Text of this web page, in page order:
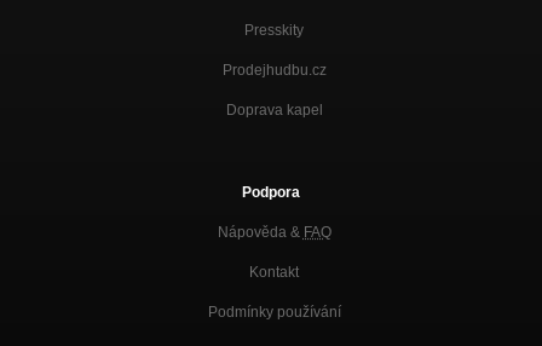
Presskity
Prodejhudbu.cz
Doprava kapel
Podpora
Nápověda & FAQ
Kontakt
Podmínky používání